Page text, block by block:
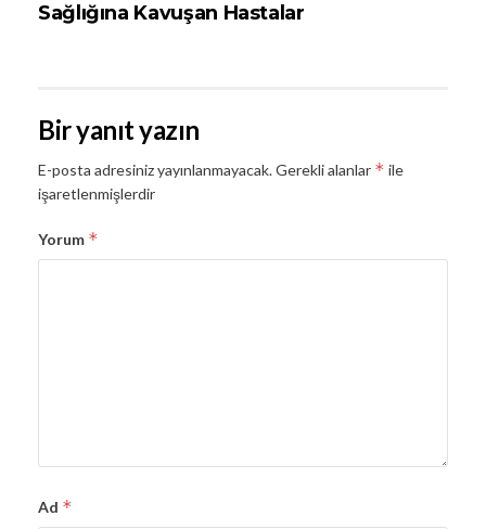
Sağlığına Kavuşan Hastalar
Bir yanıt yazın
E-posta adresiniz yayınlanmayacak.Gerekli alanlar * ile
işaretlenmişlerdir
Yorum *
Ad *